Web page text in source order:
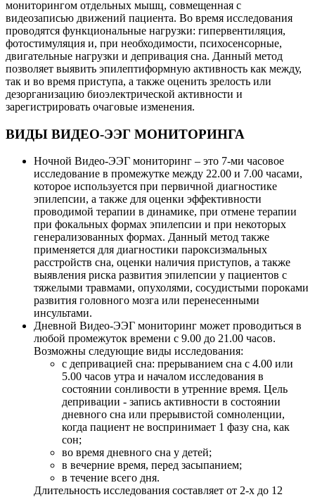
мониторингом отдельных мышц, совмещенная с
видеозаписью движений пациента. Во время исследования
проводятся функциональные нагрузки: гипервентиляция,
фотостимуляция и, при необходимости, психосенсорные,
двигательные нагрузки и депривация сна. Данный метод
позволяет выявить эпилептиформную активность как между,
так и во время приступа, а также оценить зрелость или
дезорганизацию биоэлектрической активности и
зарегистрировать очаговые изменения.
ВИДЫ ВИДЕО-ЭЭГ МОНИТОРИНГА
Ночной Видео-ЭЭГ мониторинг – это 7-ми часовое
исследование в промежутке между 22.00 и 7.00 часами,
которое используется при первичной диагностике
эпилепсии, а также для оценки эффективности
проводимой терапии в динамике, при отмене терапии
при фокальных формах эпилепсии и при некоторых
генерализованных формах. Данный метод также
применяется для диагностики пароксизмальных
расстройств сна, оценки наличия приступов, а также
выявления риска развития эпилепсии у пациентов с
тяжелыми травмами, опухолями, сосудистыми пороками
развития головного мозга или перенесенными
инсультами.
Дневной Видео-ЭЭГ мониторинг может проводиться в
любой промежуток времени с 9.00 до 21.00 часов.
Возможны следующие виды исследования:
с депривацией сна: прерыванием сна с 4.00 или
5.00 часов утра и началом исследования в
состоянии сонливости в утренние время. Цель
депривации - запись активности в состоянии
дневного сна или прерывистой сомноленции,
когда пациент не воспринимает 1 фазу сна, как
сон;
во время дневного сна у детей;
в вечерние время, перед засыпанием;
в течение всего дня.
Длительность исследования составляет от 2-х до 12